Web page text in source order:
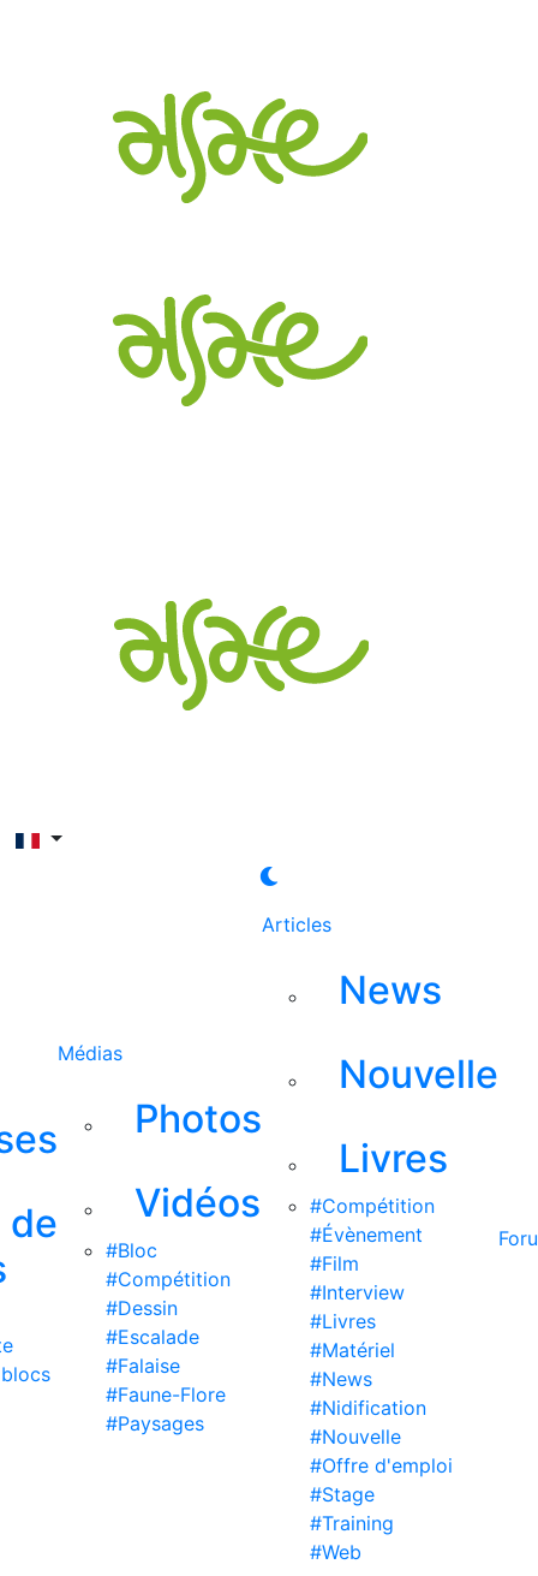
de
Médias
Photos
Vidéos
#Bloc
#Compétition
#Dessin
#Escalade
#Falaise
#Faune-Flore
#Paysages
Articles
News
Nouvelle
Livres
#Compétition
#Évènement
#Film
#Interview
#Livres
#Matériel
#News
#Nidification
#Nouvelle
#Offre d'emploi
#Stage
#Training
#Web